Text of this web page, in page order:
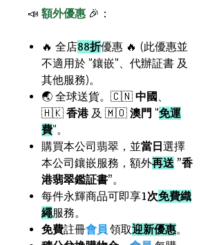
📣 額外優惠 🎉：
🔥 全店88折優惠 🔥 (此優惠並
不適用於 "鑲嵌"、代辦証書 及
其他服務)。
🌏 全球送貨。🇨🇳 中國 、
🇭🇰 香港及 🇲🇴 澳門 "免運
費"。
購買本公司翡翠，並當日 選擇
本公司鑲嵌服務，額外再送 ”香
港翡翠鑑証書”。
每件永輝商品可即享1次免費織
繩服務。
免費註冊會員 領取迎新優惠。